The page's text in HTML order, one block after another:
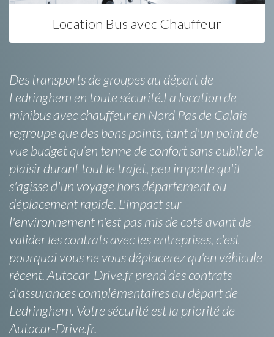
Location Bus avec Chauffeur
Des transports de groupes au départ de
Ledringhem en toute sécurité.La location de
minibus avec chauffeur en Nord Pas de Calais
regroupe que des bons points, tant d'un point de
vue budget qu’en terme de confort sans oublier le
plaisir durant tout le trajet, peu importe qu'il
s'agisse d'un voyage hors département ou
déplacement rapide. L'impact sur
l'environnement n'est pas mis de coté avant de
valider les contrats avec les entreprises, c'est
pourquoi vous ne vous déplacerez qu'en véhicule
récent. Autocar-Drive.fr prend des contrats
d'assurances complémentaires au départ de
Ledringhem. Votre sécurité est la priorité de
Autocar-Drive.fr.